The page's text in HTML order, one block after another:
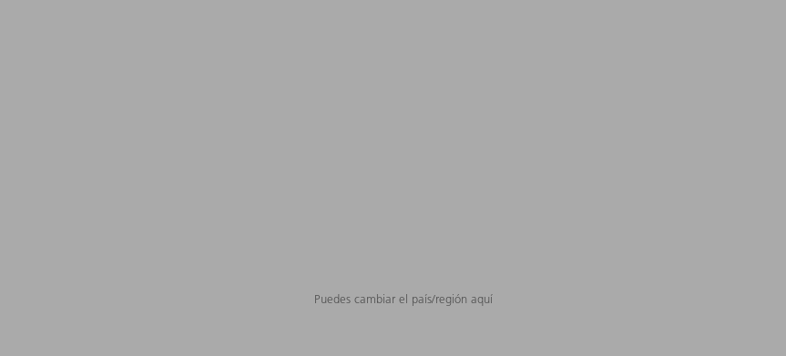
Puedes cambiar el país/región aquí